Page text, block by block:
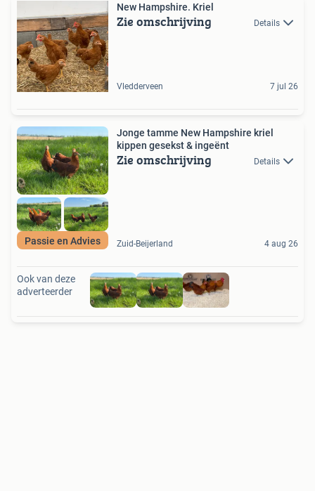
New Hampshire. Kriel
Zie omschrijving Details
Vledderveen 7 jul 26
Passie en Advies
Jonge tamme New Hampshire kriel
kippen gesekst & ingeënt
Zie omschrijving Details
Zuid-Beijerland 4 aug 26
Ook van deze
adverteerder